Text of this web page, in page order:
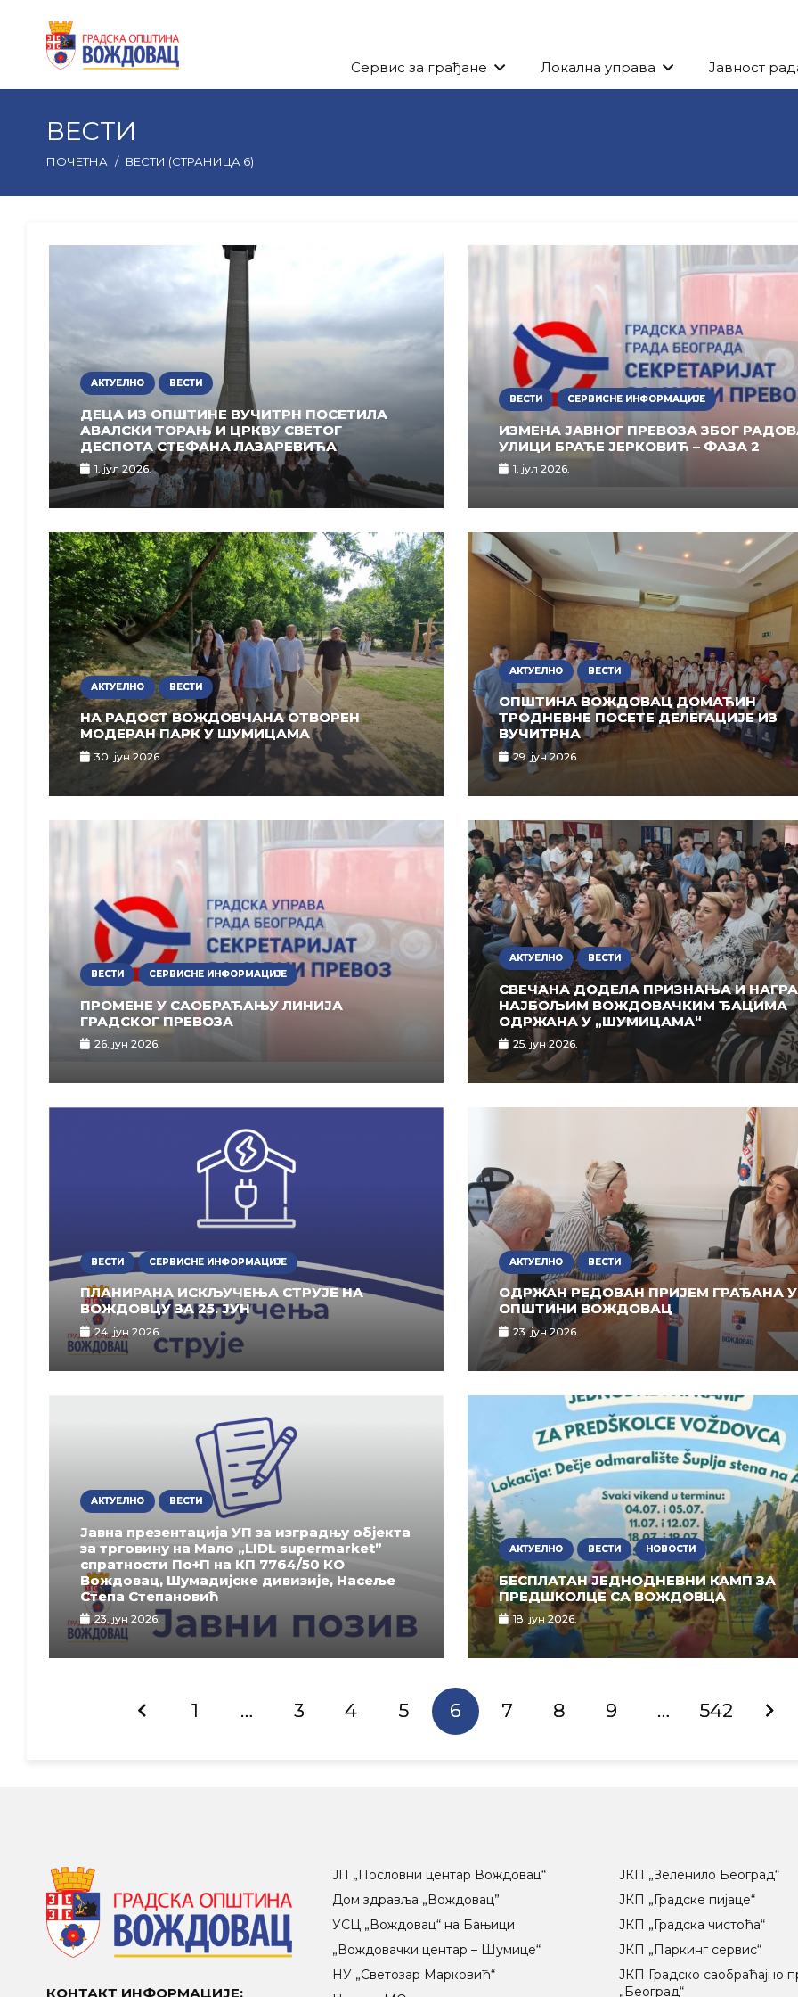
Сервис за грађане Локална управа Јавност
ВЕСТИ
ПОЧЕТНА / ВЕСТИ (СТРАНИЦА 6)
АКТУЕЛНО ВЕСТИ
ДЕЦА ИЗ ОПШТИНЕ ВУЧИТРН ПОСЕТИЛА
АВАЛСКИ ТОРАЊ И ЦРКВУ СВЕТОГ
ДЕСПОТА СТЕФАНА ЛАЗАРЕВИЋА
1. јул 2026.
ВЕСТИ СЕРВИСНЕ ИНФОРМАЦИЈЕ
ИЗМЕНА ЈАВНОГ ПРЕВОЗА ЗБОГ
УЛИЦИ БРАЋЕ ЈЕРКОВИЋ – ФАЗА 2
1. јул 2026.
АКТУЕЛНО ВЕСТИ
НА РАДОСТ ВОЖДОВЧАНА ОТВОРЕН
МОДЕРАН ПАРК У ШУМИЦАМА
30. јун 2026.
АКТУЕЛНО ВЕСТИ
ОПШТИНА ВОЖДОВАЦ ДОМАЋИН
ТРОДНЕВНЕ ПОСЕТЕ ДЕЛЕГАЦИЈЕ ИЗ
ВУЧИТРНА
29. јун 2026.
ВЕСТИ СЕРВИСНЕ ИНФОРМАЦИЈЕ
ПРОМЕНЕ У САОБРАЋАЊУ ЛИНИЈА
ГРАДСКОГ ПРЕВОЗА
26. јун 2026.
АКТУЕЛНО ВЕСТИ
СВЕЧАНА ДОДЕЛА ПРИЗНАЊА И
НАЈБОЉИМ ВОЖДОВАЧКИМ ЂАЦИМА
ОДРЖАНА У „ШУМИЦАМА“
25. јун 2026.
ВЕСТИ СЕРВИСНЕ ИНФОРМАЦИЈЕ
ПЛАНИРАНА ИСКЉУЧЕЊА СТРУЈЕ НА
ВОЖДОВЦУ ЗА 25. ЈУН
24. јун 2026.
АКТУЕЛНО ВЕСТИ
ОДРЖАН РЕДОВАН ПРИЈЕМ ГРАЂАНА У
ОПШТИНИ ВОЖДОВАЦ
23. јун 2026.
АКТУЕЛНО ВЕСТИ
Јавна презентација УП за изградњу објекта
за трговину на Мало „LIDL supermarket”
спратности По+П на КП 7764/50 КО
Вождовац, Шумадијске дивизије, Насеље
Степа Степановић
23. јун 2026.
АКТУЕЛНО ВЕСТИ НОВОСТИ
БЕСПЛАТАН ЈЕДНОДНЕВНИ КАМП ЗА
ПРЕДШКОЛЦЕ СА ВОЖДОВЦА
18. јун 2026.
1 … 3 4 5 6 7 8 9 … 542
КОНТАКТ ИНФОРМАЦИЈЕ:
ЈП „Пословни центар Вождовац“
Дом здравља „Вождовац”
УСЦ „Вождовац“ на Бањици
„Вождовачки центар – Шумице“
НУ „Светозар Марковић“
ЈКП „Зеленило Београд“
ЈКП „Градске пијаце“
ЈКП „Градска чистоћа“
ЈКП „Паркинг сервис“
ЈКП Градско саобраћајно
„Београд“